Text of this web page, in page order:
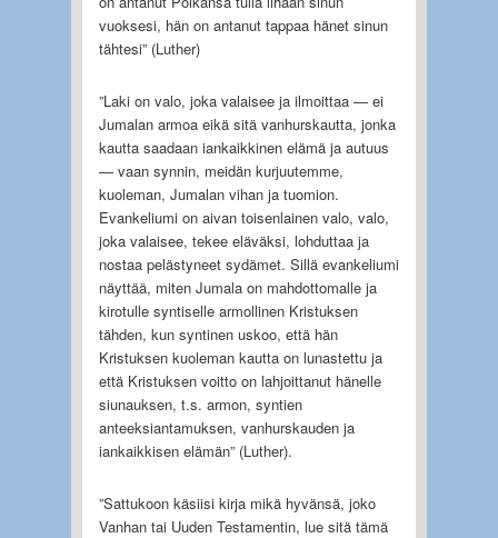
vuoksesi, hän on antanut tappaa hänet sinun
tähtesi” (Luther)
”Laki on valo, joka valaisee ja ilmoittaa — ei
Jumalan armoa eikä sitä vanhurskautta, jonka
kautta saadaan iankaikkinen elämä ja autuus
— vaan synnin, meidän kurjuutemme,
kuoleman, Jumalan vihan ja tuomion.
Evankeliumi on aivan toisenlainen valo, valo,
joka valaisee, tekee eläväksi, lohduttaa ja
nostaa pelästyneet sydämet. Sillä evankeliumi
näyttää, miten Jumala on mahdottomalle ja
kirotulle syntiselle armollinen Kristuksen
tähden, kun syntinen uskoo, että hän
Kristuksen kuoleman kautta on lunastettu ja
että Kristuksen voitto on lahjoittanut hänelle
siunauksen, t.s. armon, syntien
anteeksiantamuksen, vanhurskauden ja
iankaikkisen elämän” (Luther).
”Sattukoon käsiisi kirja mikä hyvänsä, joko
Vanhan tai Uuden Testamentin, lue sitä tämä